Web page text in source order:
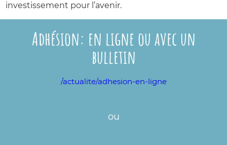
investissement pour l’avenir.
Adhésion: en ligne ou avec un
bulletin
/actualite/adhesion-en-ligne
ou